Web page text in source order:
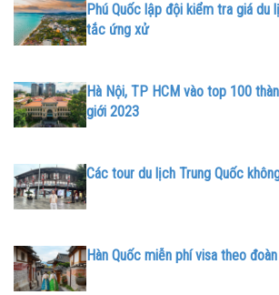
Phú Quốc lập đội kiểm tra giá du
tắc ứng xử
Hà Nội, TP HCM vào top 100
giới 2023
Các tour du lịch Trung Quốc
Hàn Quốc miễn phí visa theo